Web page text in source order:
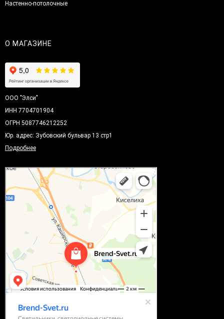
Настенно-потолочные
О МАГАЗИНЕ
ООО "Элси"
ИНН 7704701904
ОГРН 5087746212252
Юр. адрес: Зубовский бульвар 13 стр1
Подробнее